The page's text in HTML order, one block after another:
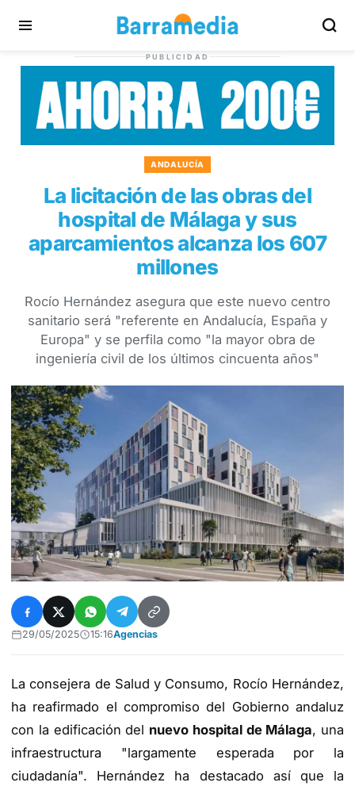
PUBLICIDAD
ANDALUCÍA
La licitación de las obras del
hospital de Málaga y sus
aparcamientos alcanza los 607
millones
Rocío Hernández asegura que este nuevo centro
sanitario será "referente en Andalucía, España y
Europa" y se perfila como "la mayor obra de
ingeniería civil de los últimos cincuenta años"
29/05/2025 15:16Agencias
La consejera de Salud y Consumo, Rocío Hernández,
ha reafirmado el compromiso del Gobierno andaluz
con la edificación del nuevo hospital de Málaga, una
infraestructura "largamente esperada por la
ciudadanía". Hernández ha destacado así que la